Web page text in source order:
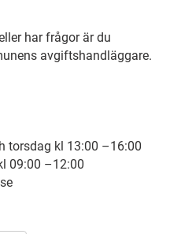
har frågor är du
avgiftshandläggare.
torsdag kl 13:00 –16:00
–12:00